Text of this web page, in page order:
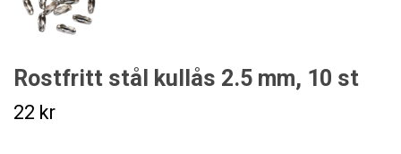
Rostfritt stål kullås 2.5 mm, 10 st
22 kr